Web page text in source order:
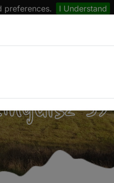
preferences. I Understand